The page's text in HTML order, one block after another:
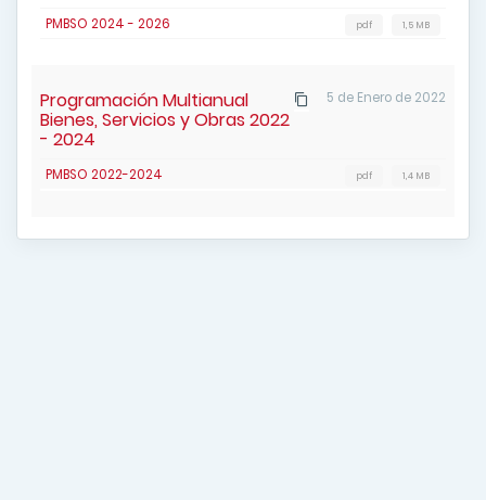
PMBSO 2024 - 2026 1,5 MB
pdf
5 de Enero de 2022
Programación Multianual
Bienes, Servicios y Obras 2022
- 2024
PMBSO 2022-2024 1,4 MB
pdf